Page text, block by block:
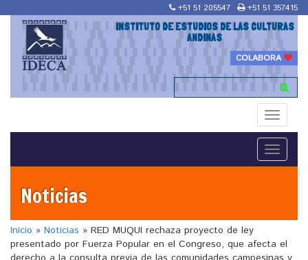
+51 51 205547 +51 51 357415
INSTITUTO DE ESTUDIOS DE LAS CULTURAS
ANDINAS
COLABORA
Toggle
Toggle
Noticias
Inicio » Noticias » RED MUQUI rechaza proyecto de ley
presentado por Fuerza Popular en el Congreso, que afecta el